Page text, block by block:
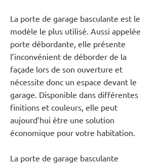
La porte de garage basculante est le
modèle le plus utilisé. Aussi appelée
porte débordante, elle présente
l’inconvénient de déborder de la
façade lors de son ouverture et
nécessite donc un espace devant le
garage. Disponible dans différentes
finitions et couleurs, elle peut
aujourd’hui être une solution
économique pour votre habitation.
La porte de garage basculante